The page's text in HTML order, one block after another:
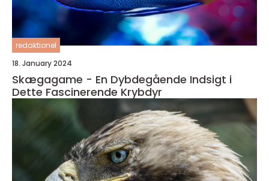
redaktionel
18. January 2024
Skægagame - En Dybdegående Indsigt i
Dette Fascinerende Krybdyr